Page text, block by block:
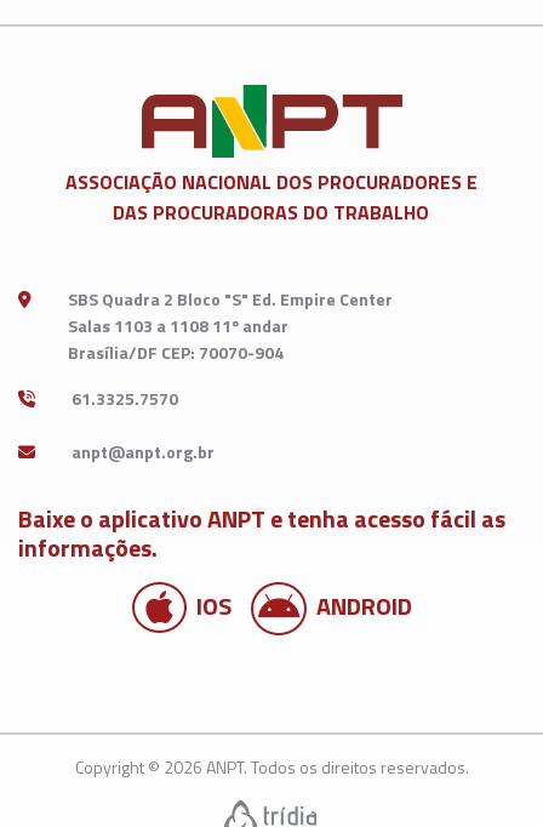
ASSOCIAÇÃO NACIONAL DOS PROCURADORES E
DAS PROCURADORAS DO TRABALHO
SBS Quadra 2 Bloco "S" Ed. Empire Center
Salas 1103 a 1108 11º andar
Brasília/DF CEP: 70070-904
61.3325.7570
Baixe o aplicativo ANPT e tenha acesso fácil as
informações.
IOS
ANDROID
Copyright © 2026 ANPT. Todos os direitos reservados.